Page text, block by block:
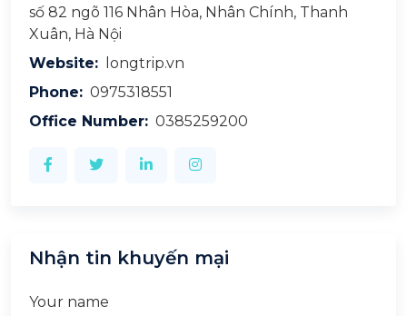
số 82 ngõ 116 Nhân Hòa, Nhân Chính, Thanh
Xuân, Hà Nội
Website:
longtrip.vn
Phone: 0975318551
Office Number: 0385259200
Nhận tin khuyến mại
Your name